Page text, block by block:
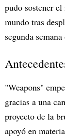
pudo sostener
mundo tras
segunda
"Weapons"
gracias a una
proyecto de la
apoyó en